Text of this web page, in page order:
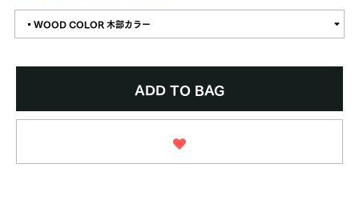
▪︎WOOD COLOR 木部カラー
ADD TO BAG